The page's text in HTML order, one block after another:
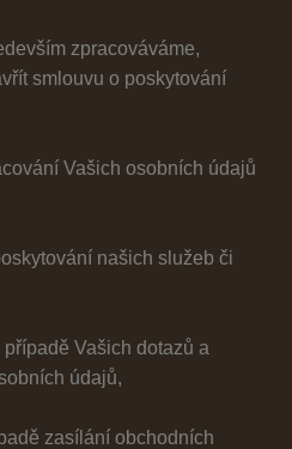
zpracováváme,
smlouvu o poskytování
Vašich osobních údajů
našich služeb či
Vašich dotazů a
údajů,
zasílání obchodních